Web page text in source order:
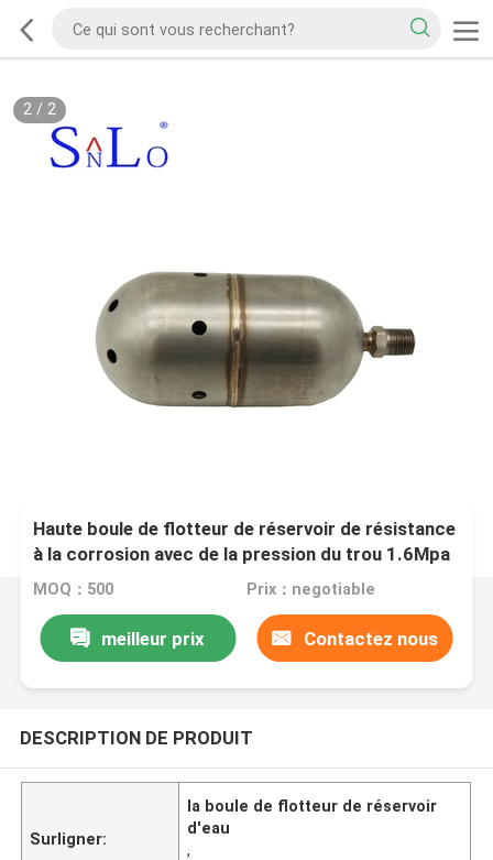
2/ 2
Haute boule de flotteur de réservoir de résistance
à la corrosion avec de la pression du trou 1.6Mpa
MOQ：500 Prix：negotiable
meilleur prix Contactez nous
DESCRIPTION DE PRODUIT
Surligner:
la boule de flotteur de réservoir
d'eau
,